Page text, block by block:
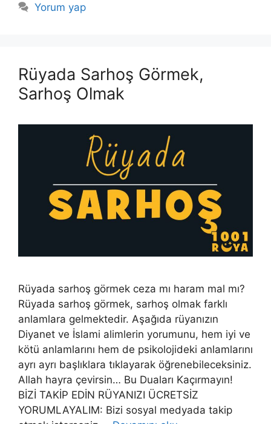
Yorum yap
Rüyada Sarhoş Görmek,
Sarhoş Olmak
Rüyada sarhoş görmek ceza mı haram mal mı?
Rüyada sarhoş görmek, sarhoş olmak farklı
anlamlara gelmektedir. Aşağıda rüyanızın
Diyanet ve İslami alimlerin yorumunu, hem iyi ve
kötü anlamlarını hem de psikolojideki anlamlarını
ayrı ayrı başlıklara tıklayarak öğrenebileceksiniz.
Allah hayra çevirsin… Bu Duaları Kaçırmayın!
BİZİ TAKİP EDİN RÜYANIZI ÜCRETSİZ
YORUMLAYALIM: Bizi sosyal medyada takip